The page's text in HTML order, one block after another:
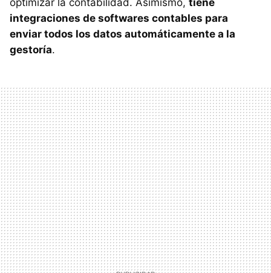
integraciones de softwares contables para
enviar todos los datos automáticamente a la
gestoría.